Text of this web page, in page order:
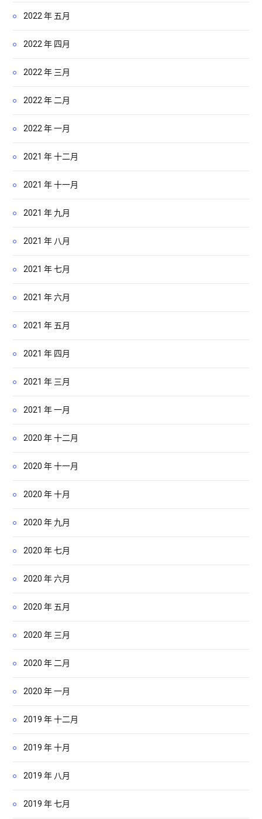
2022 年 五月
2022 年 四月
2022 年 三月
2022 年 二月
2022 年 一月
2021 年 十二月
2021 年 十一月
2021 年 九月
2021 年 八月
2021 年 七月
2021 年 六月
2021 年 五月
2021 年 四月
2021 年 三月
2021 年 一月
2020 年 十二月
2020 年 十一月
2020 年 十月
2020 年 九月
2020 年 七月
2020 年 六月
2020 年 五月
2020 年 三月
2020 年 二月
2020 年 一月
2019 年 十二月
2019 年 十月
2019 年 八月
2019 年 七月